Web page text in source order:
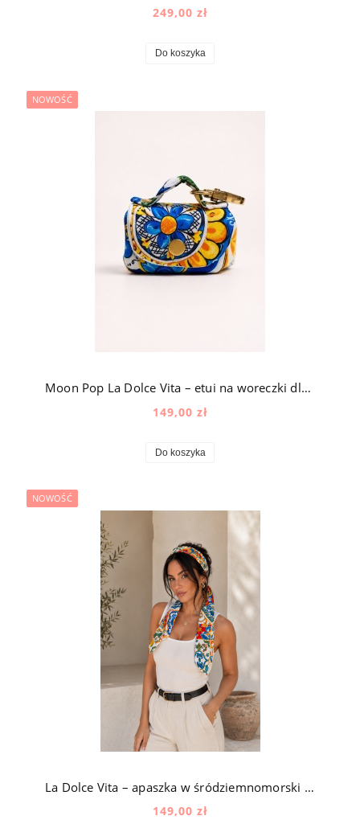
249,00 zł
Do koszyka
Moon Pop La Dolce Vita – etui na woreczki dla psa z okuciami pozłacanymi 24k złotem w śródziemnomorski wzór
149,00 zł
Do koszyka
NOWOŚĆ
La Dolce Vita – apaszka w śródziemnomorski wzór
149,00 zł
NOWOŚĆ